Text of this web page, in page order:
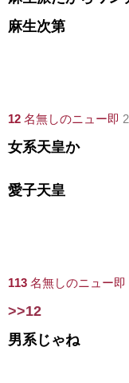
麻生次第
12 名無しのニュー即
女系天皇か
愛子天皇
113 名無しのニュー即
>>12
男系じゃね